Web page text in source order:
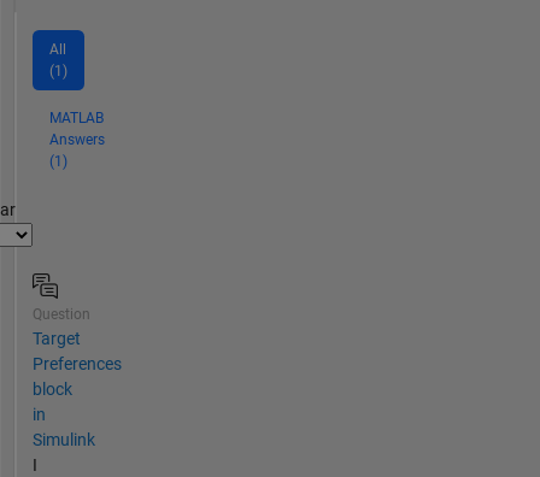
All
(1)
MATLAB
Answers
(1)
Question
Target
Preferences
block
in
Simulink
I